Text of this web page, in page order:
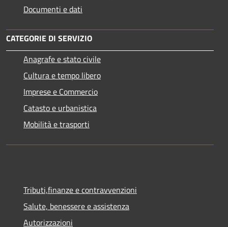
Documenti e dati
CATEGORIE DI SERVIZIO
Anagrafe e stato civile
Cultura e tempo libero
Imprese e Commercio
Catasto e urbanistica
Mobilità e trasporti
Tributi,finanze e contravvenzioni
Salute, benessere e assistenza
Autorizzazioni